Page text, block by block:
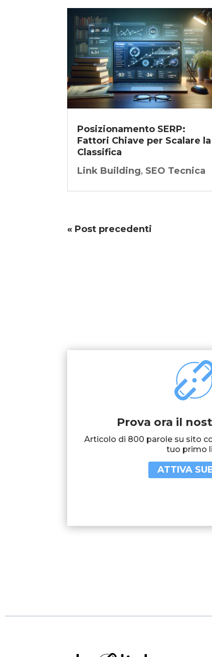
Posizionamento SERP:
Fattori Chiave per Scalare la
Classifica
Link Building, SEO Tecnica
« Post precedenti
Prova ora il
Articolo di 800 parole su sito
tuo primo
ATTIVA